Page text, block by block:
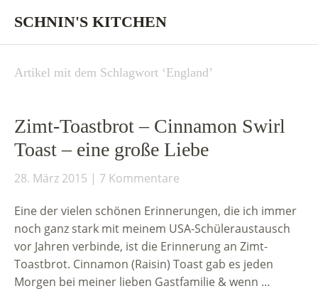
SCHNIN'S KITCHEN
Artikel mit dem Schlagwort ‘England’
Zimt-Toastbrot – Cinnamon Swirl
Toast – eine große Liebe
28. März 2015 7 Kommentare
Eine der vielen schönen Erinnerungen, die ich immer
noch ganz stark mit meinem USA-Schüleraustausch
vor Jahren verbinde, ist die Erinnerung an Zimt-
Toastbrot. Cinnamon (Raisin) Toast gab es jeden
Morgen bei meiner lieben Gastfamilie & wenn …